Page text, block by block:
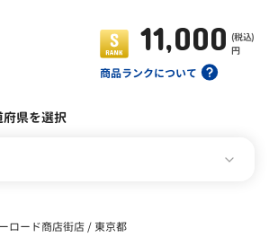
商品ランクについて
11,000 (税込)
円
県を選択
ロード商店街店 / 東京都